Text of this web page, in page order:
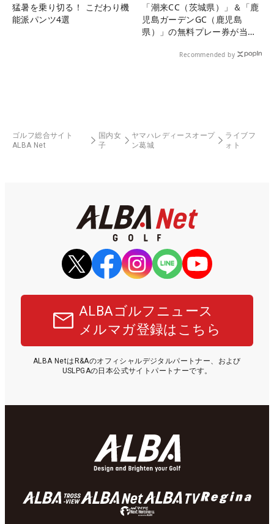
猛暑を乗り切る！ こだわり機
能派パンツ4選
「潮来CC（茨城県）」＆「鹿
児島ガーデンGC（鹿児島
県）」の無料プレー券が当た
Recommended by
ゴルフ総合サイト
ALBA Net
国内女
子
ヤマハレディースオープ
ン葛城
ライブフ
ォト
ALBAゴルフニュース
メルマガ登録はこちら
ALBA NetはR&Aのオフィシャルデジタルパートナー、および
USLPGAの日本公式サイトパートナーです。